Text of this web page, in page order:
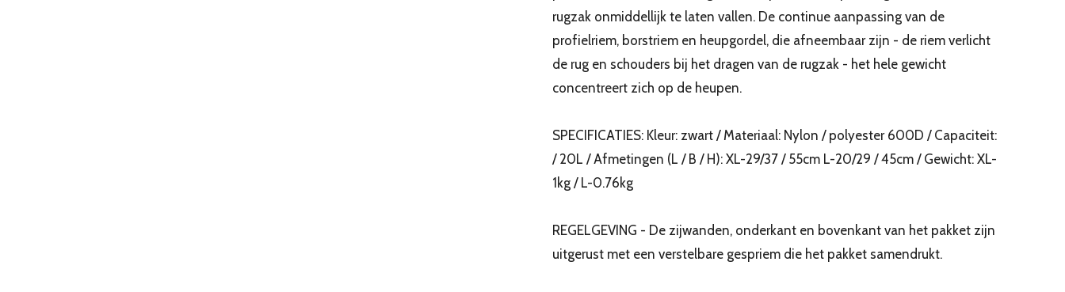
rugzak onmiddellijk te laten vallen. De continue aanpassing van de
profielriem, borstriem en heupgordel, die afneembaar zijn - de riem verlicht
de rug en schouders bij het dragen van de rugzak - het hele gewicht
concentreert zich op de heupen.
SPECIFICATIES: Kleur: zwart / Materiaal: Nylon / polyester 600D / Capaciteit:
/ 20L / Afmetingen (L / B / H): XL-29/37 / 55cm L-20/29 / 45cm / Gewicht: XL-
1kg / L-0.76kg
REGELGEVING - De zijwanden, onderkant en bovenkant van het pakket zijn
uitgerust met een verstelbare gespriem die het pakket samendrukt.